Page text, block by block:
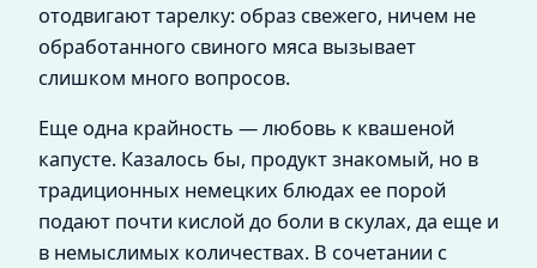
отодвигают тарелку: образ свежего, ничем не
обработанного свиного мяса вызывает
слишком много вопросов.
Еще одна крайность — любовь к квашеной
капусте. Казалось бы, продукт знакомый, но в
традиционных немецких блюдах ее порой
подают почти кислой до боли в скулах, да еще и
в немыслимых количествах. В сочетании с